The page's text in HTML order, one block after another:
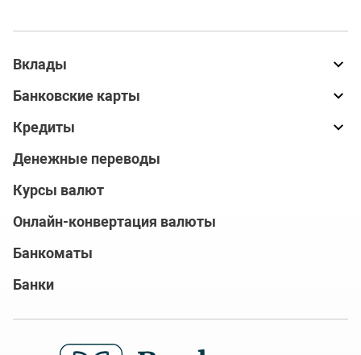
Вклады
Банковские карты
Кредиты
Денежные переводы
Курсы валют
Онлайн-конвертация валюты
Банкоматы
Банки